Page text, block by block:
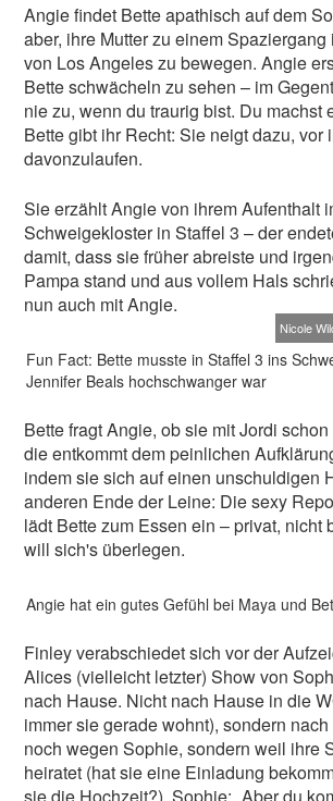
Angie findet Bette apathisch auf dem
aber, ihre Mutter zu einem
von Los Angeles zu bewegen. Angie
Bette schwächeln zu sehen – im
nie zu, wenn du traurig bist. Du machst
Bette gibt ihr Recht: Sie neigt dazu, vor
davonzulaufen.
Sie erzählt Angie von ihrem Aufenthalt
Schweigekloster in Staffel 3 – der
damit, dass sie früher abreiste und
Pampa stand und aus vollem Hals
nun auch mit Angie.
Nicole
Fun Fact: Bette musste in Staffel 3 ins
Jennifer Beals hochschwanger war
Bette fragt Angie, ob sie mit Jordi
die entkommt dem peinlichen
indem sie sich auf einen unschuldigen
anderen Ende der Leine: Die sexy
lädt Bette zum Essen ein – privat, nicht
will sich's überlegen.
Angie hat ein gutes Gefühl bei Maya und
Finley verabschiedet sich vor der
Alices (vielleicht letzter) Show von
nach Hause. Nicht nach Hause in die
immer sie gerade wohnt), sondern
noch wegen Sophie, sondern weil ihre
heiratet (hat sie eine Einladung
sie die Hochzeit?). Sophie: „Aber du